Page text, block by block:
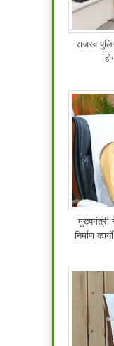
राजस्व
मुख्यमंत्री
निर्माण